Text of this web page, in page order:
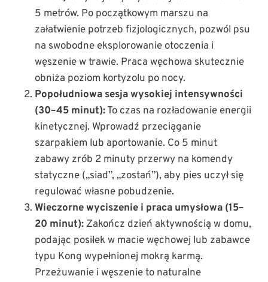
5 metrów. Po początkowym marszu na
załatwienie potrzeb fizjologicznych, pozwól psu
na swobodne eksplorowanie otoczenia i
węszenie w trawie. Praca węchowa skutecznie
obniża poziom kortyzolu po nocy.
Popołudniowa sesja wysokiej intensywności
(30–45 minut):To czas na rozładowanie energii
kinetycznej. Wprowadź przeciąganie
szarpakiem lub aportowanie. Co 5 minut
zabawy zrób 2 minuty przerwy na komendy
statyczne („siad”, „zostań”), aby pies uczył się
regulować własne pobudzenie.
Wieczorne wyciszenie i praca umysłowa (15–
20 minut): Zakończ dzień aktywnością w domu,
podając posiłek w macie węchowej lub zabawce
typu Kong wypełnionej mokrą karmą.
Przeżuwanie i węszenie to naturalne